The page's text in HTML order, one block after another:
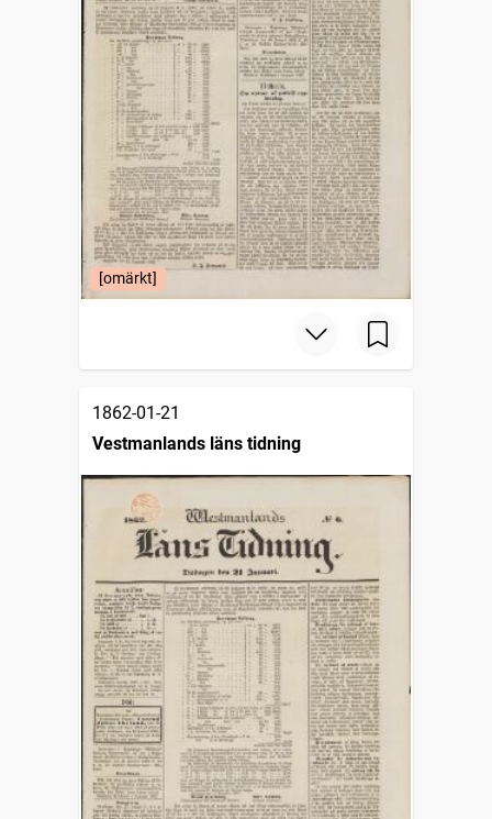
[omärkt]
1862-01-21
Vestmanlands läns tidning